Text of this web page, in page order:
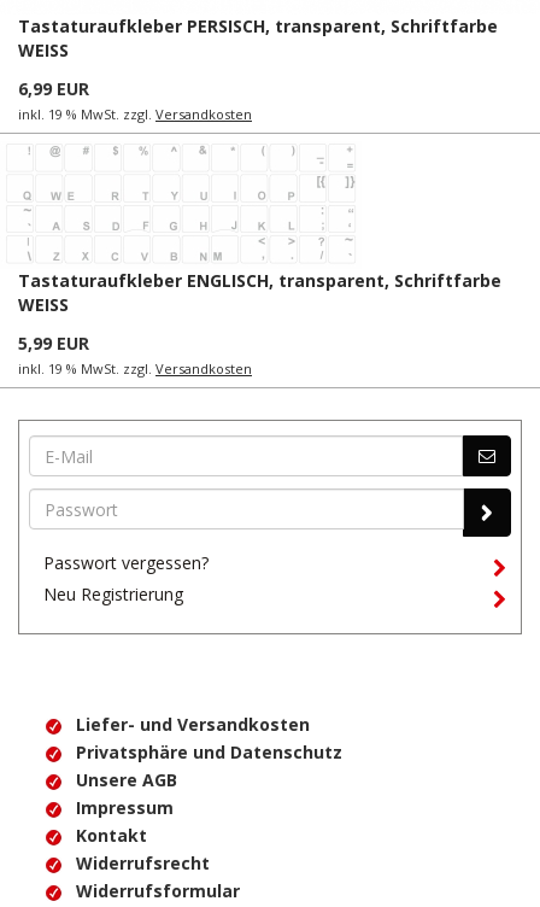
Tastaturaufkleber PERSISCH, transparent, Schriftfarbe
WEISS
6,99 EUR
inkl. 19 % MwSt. zzgl. Versandkosten
Tastaturaufkleber ENGLISCH, transparent, Schriftfarbe
WEISS
5,99 EUR
inkl. 19 % MwSt. zzgl. Versandkosten
Passwort vergessen?
Neu Registrierung
Liefer- und Versandkosten
Privatsphäre und Datenschutz
Unsere AGB
Impressum
Kontakt
Widerrufsrecht
Widerrufsformular